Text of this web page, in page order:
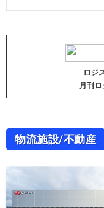
ロジ
月刊
物流施設/不動産